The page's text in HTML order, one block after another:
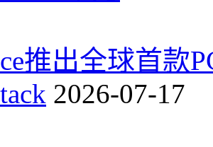
推出全球首款
2026-07-17